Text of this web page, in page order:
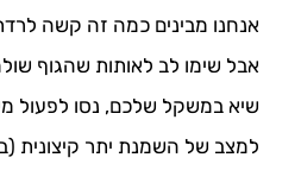
אנחנו מבינים כמה זה קשה
אבל שימו לב לאותות שהגוף
שיא במשקל שלכם, נסו לפעול
למצב של השמנת יתר קיצונית